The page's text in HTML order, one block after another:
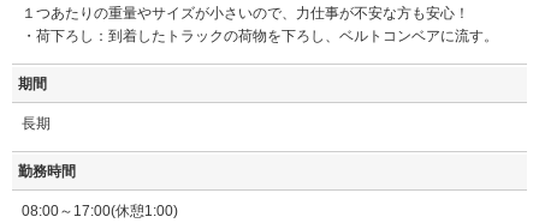
１つあたりの重量やサイズが小さいので、力仕事が不安な方も安心！
・荷下ろし：到着したトラックの荷物を下ろし、ベルトコンベアに流す。
期間
長期
勤務時間
08:00～17:00(休憩1:00)